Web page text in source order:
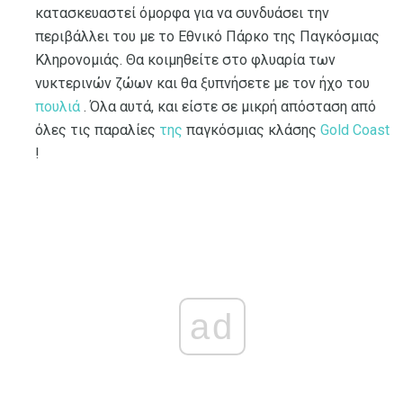
κατασκευαστεί όμορφα για να συνδυάσει την
περιβάλλει του με το Εθνικό Πάρκο της Παγκόσμιας
Κληρονομιάς. Θα κοιμηθείτε στο φλυαρία των
νυκτερινών ζώων και θα ξυπνήσετε με τον ήχο του
πουλιά . Όλα αυτά, και είστε σε μικρή απόσταση από
όλες τις παραλίες της παγκόσμιας κλάσης Gold Coast
!
ad